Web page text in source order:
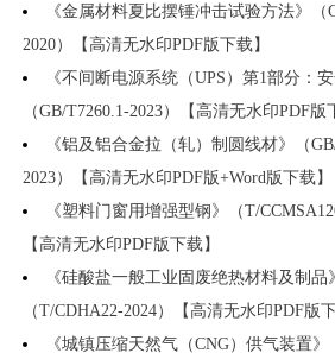
《金属材料夏比摆锤冲击试验方法》（
2020）【高清无水印PDF版下载】
《不间断电源系统（UPS）第1部分：安
（GB/T7260.1-2023）【高清无水印PDF版
《铝及铝合金拉（轧）制圆线材》（
2023）【高清无水印PDF版+Word版下载】
《塑料门窗用增强型钢》（T/
【高清无水印PDF版下载】
《硅酸盐一般工业固废绝热材料及制品》
（T/CDHA22-2024）【高清无水印PDF版下
《城镇压缩天然气（CNG）供气装置》